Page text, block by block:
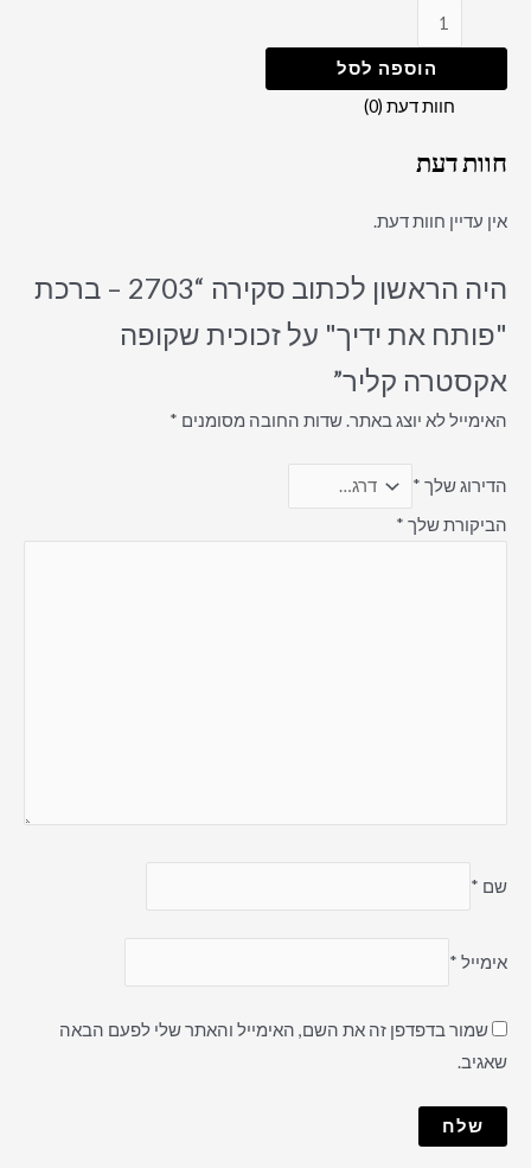
הוספה לסל
חוות דעת (0)
חוות דעת
אין עדיין חוות דעת.
היה הראשון לכתוב סקירה “2703 – ברכת
"פותח את ידיך" על זכוכית שקופה
אקסטרה קליר”
האימייל לא יוצג באתר.שדות החובה מסומנים *
הדירוג שלך *
הביקורת שלך *
שם *
אימייל *
שמור בדפדפן זה את השם, האימייל והאתר שלי לפעם הבאה
שאגיב.